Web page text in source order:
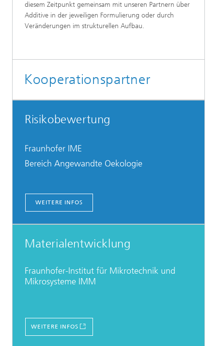
diesem Zeitpunkt gemeinsam mit unseren Partnern über
Additive in der jeweiligen Formulierung oder durch
Veränderungen im strukturellen Aufbau.
Kooperationspartner
Risikobewertung
Fraunhofer IME
Bereich Angewandte Oekologie
WEITERE INFOS
Materialentwicklung
Fraunhofer-Institut für Mikrotechnik und
Mikrosysteme IMM
WEITERE INFOS